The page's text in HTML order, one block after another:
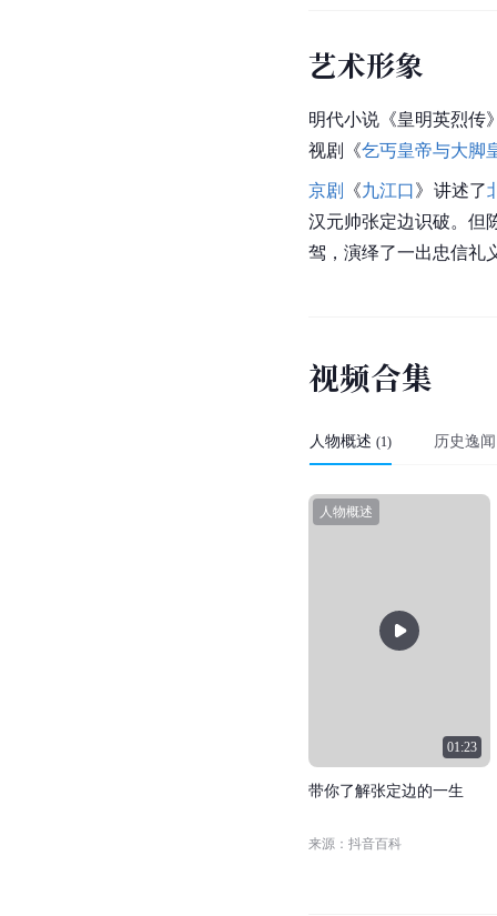
艺术形象
明代小说《皇明英烈传
视剧《乞丐皇帝与大脚
京剧 《九江口》讲述了
汉元帅张定边识破。但
驾，演绎了一出忠信礼
视频合集
人物概述 (1) 历史逸闻
01:23
人物概述
带你了解张定边 的一生
来源：抖音百科